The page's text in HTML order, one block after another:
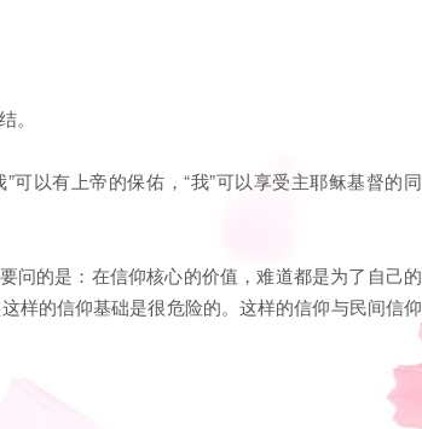
。
可以有上帝的保佑，“我”可以享受主耶稣基督的同
问的是：在信仰核心的价值，难道都是为了自己的
样的信仰基础是很危险的。这样的信仰与民间信仰